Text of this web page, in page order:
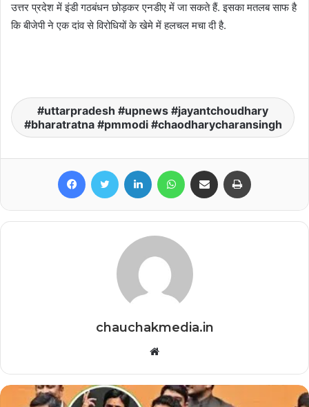
उत्तर प्रदेश में इंडी गठबंधन छोड़कर एनडीए में जा सकते हैं. इसका मतलब साफ है
कि बीजेपी ने एक दांव से विरोधियों के खेमे में हलचल मचा दी है.
uttarpradesh #upnews #jayantchoudhary
#bharatratna #pmmodi #chaodharycharansingh
FacebookTwitter LinkedIn WhatsAppShare via Email
chauchakmedia.in
Website